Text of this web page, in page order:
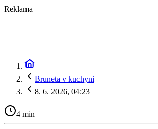
Reklama
Bruneta v kuchyni
8. 6. 2026, 04:23
4 min